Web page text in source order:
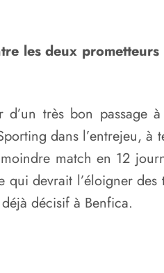
les deux prometteurs
d’un très bon passage
dans l’entrejeu, à
match en 12
devrait l’éloigner des
décisif à Benfica.